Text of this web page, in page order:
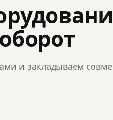
и закладываем